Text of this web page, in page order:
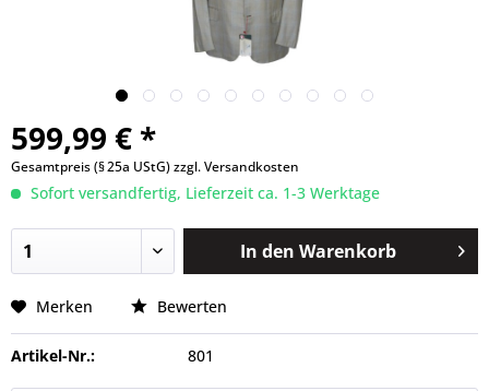
599,99 € *
Gesamtpreis (§ 25a UStG)zzgl. Versandkosten
Sofort versandfertig, Lieferzeit ca. 1-3 Werktage
In den Warenkorb
Merken Bewerten
Artikel-Nr.: 801